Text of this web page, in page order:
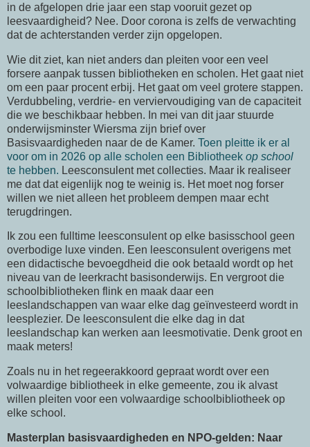
in de afgelopen drie jaar een stap vooruit gezet op
leesvaardigheid? Nee. Door corona is zelfs de verwachting
dat de achterstanden verder zijn opgelopen.
Wie dit ziet, kan niet anders dan pleiten voor een veel
forsere aanpak tussen bibliotheken en scholen. Het gaat niet
om een paar procent erbij. Het gaat om veel grotere stappen.
Verdubbeling, verdrie- en verviervoudiging van de capaciteit
die we beschikbaar hebben. In mei van dit jaar stuurde
onderwijsminster Wiersma zijn brief over
Basisvaardigheden naar de de Kamer. Toen pleitte ik er al
voor om in 2026 op alle scholen een Bibliotheek op school
te hebben. Leesconsulent met collecties. Maar ik realiseer
me dat dat eigenlijk nog te weinig is. Het moet nog forser
willen we niet alleen het probleem dempen maar echt
terugdringen.
Ik zou een fulltime leesconsulent op elke basisschool geen
overbodige luxe vinden. Een leesconsulent overigens met
een didactische bevoegdheid die ook betaald wordt op het
niveau van de leerkracht basisonderwijs. En vergroot die
schoolbibliotheken flink en maak daar een
leeslandschappen van waar elke dag geïnvesteerd wordt in
leesplezier. De leesconsulent die elke dag in dat
leeslandschap kan werken aan leesmotivatie. Denk groot en
maak meters!
Zoals nu in het regeerakkoord gepraat wordt over een
volwaardige bibliotheek in elke gemeente, zou ik alvast
willen pleiten voor een volwaardige schoolbibliotheek op
elke school.
Masterplan basisvaardigheden en NPO-gelden: Naar